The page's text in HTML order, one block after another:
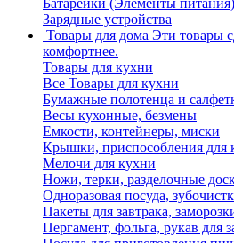
Батарейки (Элементы питания)
Зарядные устройства
Товары для дома Эти товары
комфортнее.
Товары для кухни
Все Товары для кухни
Бумажные полотенца и
Весы кухонные, безмены
Емкости, контейнеры, миски
Крышки, приспособления для
Мелочи для кухни
Ножи, терки, разделочные
Одноразовая посуда,
Пакеты для завтрака,
Пергамент, фольга, рукав для